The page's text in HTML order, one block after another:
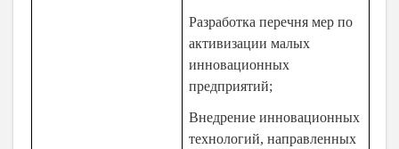
Разработка перечня мер по
активизации малых
инновационных
предприятий;
Внедрение инновационных
технологий, направленных